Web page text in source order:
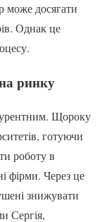
може досягати
Однак це
ринку
Щороку
готуючи
роботу в
фірми. Через це
знижувати
Сергія,